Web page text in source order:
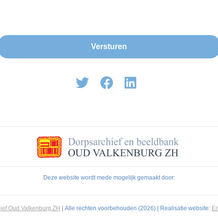
Deze website wordt mede mogelijk gemaakt door:
Oud Valkenburg ZH | Alle rechten voorbehouden (2026) | Realisatie website: